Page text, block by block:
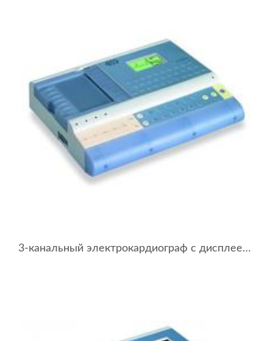
3-канальный электрокардиограф с дисплеем BTL-08 MD3 ECG